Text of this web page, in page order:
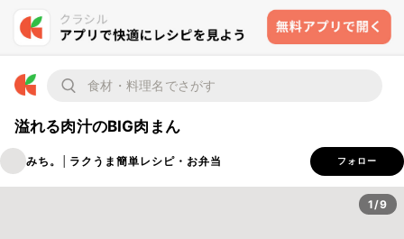
溢れる肉汁のBIG肉まん
みち。│ラクうま簡単レシピ・お弁当 フォロー
1/9